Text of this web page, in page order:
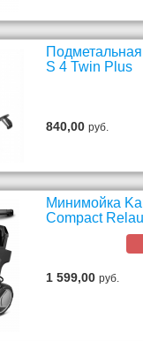
S 4 Twin Plus
840,00руб.
Минимойка
Compact
1 599,00руб.